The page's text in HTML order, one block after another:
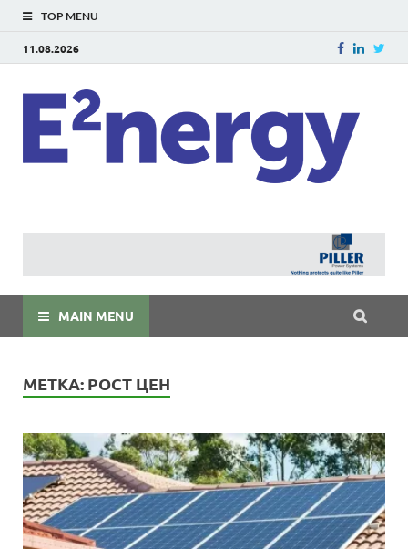
TOP MENU
11.08.2026
MAIN MENU
МЕТКА: РОСТ ЦЕН